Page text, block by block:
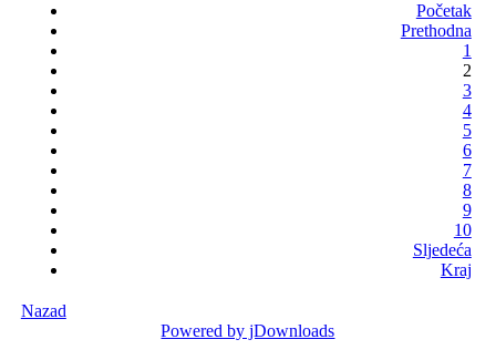
Početak
Prethodna
1
2
3
4
5
6
7
8
9
10
Sljedeća
Kraj
Nazad
Powered by jDownloads